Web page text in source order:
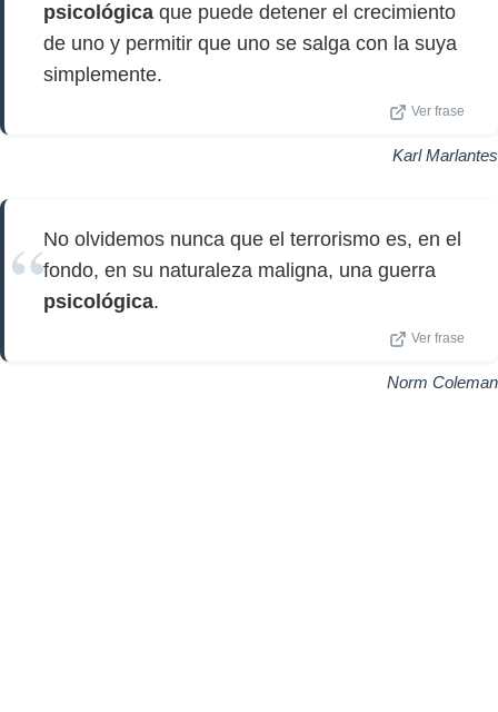
psicológica que puede detener el crecimiento
de uno y permitir que uno se salga con la suya
simplemente.
Ver frase
Karl Marlantes
No olvidemos nunca que el terrorismo es, en el
fondo, en su naturaleza maligna, una guerra
psicológica.
Ver frase
Norm Coleman